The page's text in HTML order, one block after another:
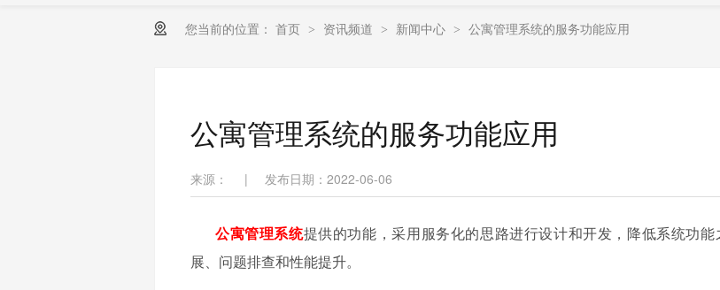
您当前的位置： 首页 > 资讯频道 > 新闻中心 > 公寓管理系统的服务功能应用
公寓管理系统的服务功能应用
来源： | 发布日期：2022-06-06
公寓管理系统提供的功能，采用服务化的思路进行设计和开发，降低系统功
展、问题排查和性能提升。